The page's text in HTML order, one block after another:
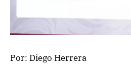
Por: Diego Herrera